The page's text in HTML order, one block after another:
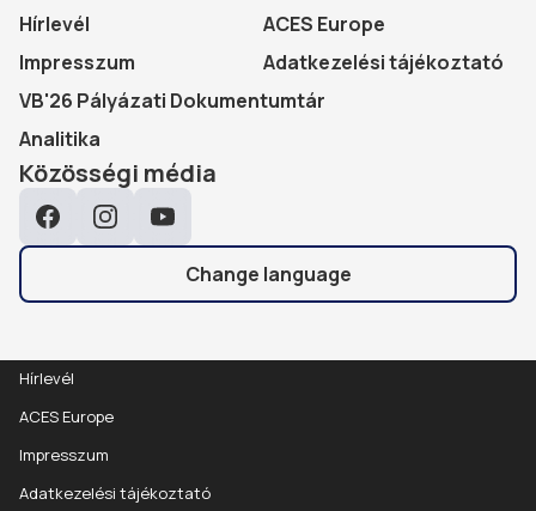
Hírlevél
ACES Europe
Impresszum
Adatkezelési tájékoztató
VB'26 Pályázati Dokumentumtár
Analitika
Közösségi média
FacebookInstagramYouTube
Change language
Hírlevél
ACES Europe
Impresszum
Adatkezelési tájékoztató